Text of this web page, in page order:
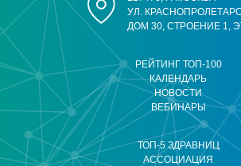
РЕЙТИНГ ТОП-100
КАЛЕНДАРЬ
НОВОСТИ
ВЕБИНАРЫ
ТОП-5 ЗДРАВНИЦ
АССОЦИАЦИЯ
УЛ.
ДОМ 30, СТРОЕНИЕ 1,